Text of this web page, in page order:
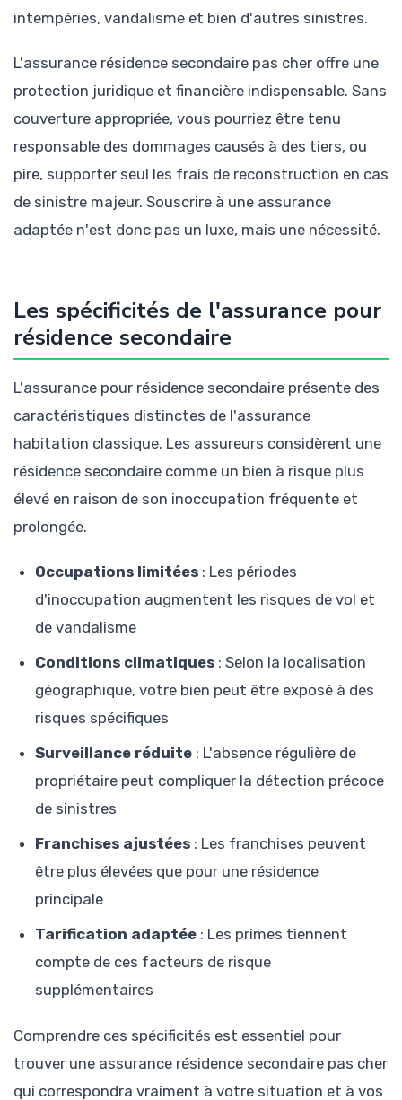
intempéries, vandalisme et bien d'autres sinistres.
L'assurance résidence secondaire pas cher offre une
protection juridique et financière indispensable. Sans
couverture appropriée, vous pourriez être tenu
responsable des dommages causés à des tiers, ou
pire, supporter seul les frais de reconstruction en cas
de sinistre majeur. Souscrire à une assurance
adaptée n'est donc pas un luxe, mais une nécessité.
Les spécificités de l'assurance pour
résidence secondaire
L'assurance pour résidence secondaire présente des
caractéristiques distinctes de l'assurance
habitation classique. Les assureurs considèrent une
résidence secondaire comme un bien à risque plus
élevé en raison de son inoccupation fréquente et
prolongée.
Occupations limitées : Les périodes
d'inoccupation augmentent les risques de vol et
de vandalisme
Conditions climatiques : Selon la localisation
géographique, votre bien peut être exposé à des
risques spécifiques
Surveillance réduite : L'absence régulière de
propriétaire peut compliquer la détection précoce
de sinistres
Franchises ajustées : Les franchises peuvent
être plus élevées que pour une résidence
principale
Tarification adaptée : Les primes tiennent
compte de ces facteurs de risque
supplémentaires
Comprendre ces spécificités est essentiel pour
trouver une assurance résidence secondaire pas cher
qui correspondra vraiment à votre situation et à vos